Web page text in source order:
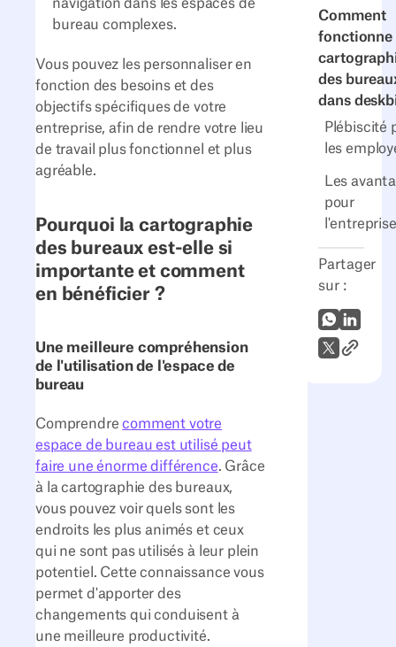
Comment
fonctionne
des
dans
Plébiscité
les
Les
pour
l'entreprise
Partager
sur :
WhatsApp
X (Twitter)
Lien
navigation dans les espaces de
bureau complexes.
Vous pouvez les personnaliser en
fonction des besoins et des
objectifs spécifiques de votre
entreprise, afin de rendre votre lieu
de travail plus fonctionnel et plus
agréable.
Pourquoi la cartographie
des bureaux est-elle si
importante et comment
en bénéficier ?
Une meilleure compréhension
de l'utilisation de l'espace de
bureau
Comprendrecomment votre
espace de bureau est utilisé peut
faire une énorme différence. Grâce
à la cartographie des bureaux,
vous pouvez voir quels sont les
endroits les plus animés et ceux
qui ne sont pas utilisés à leur plein
potentiel. Cette connaissance vous
permet d'apporter des
changements qui conduisent à
une meilleure productivité.